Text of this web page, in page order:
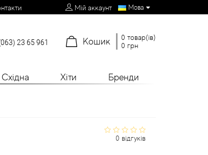
Мій аккаунт Мова
23 65 961 Кошик
0 товар(ів)
0 грн
Східна Хіти Бренди
0 відгуків